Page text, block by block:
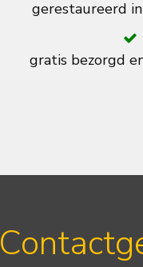
gerestaureerd
gratis bezorgd